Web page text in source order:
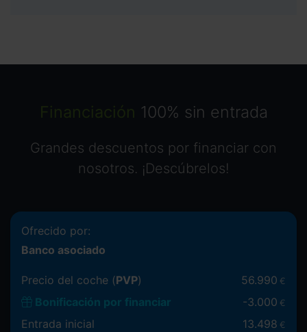
Financiación 100% sin entrada
Grandes descuentos por financiar con
nosotros. ¡Descúbrelos!
Ofrecido por:
Banco asociado
Precio del coche (PVP) 56.990 €
Bonificación por financiar -3.000 €
Entrada inicial 13.498 €